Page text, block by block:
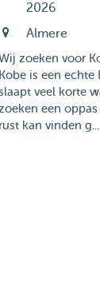
2026
Almere
zoeken voor
Kobe is een echte
veel korte
een
rust kan vinden g...